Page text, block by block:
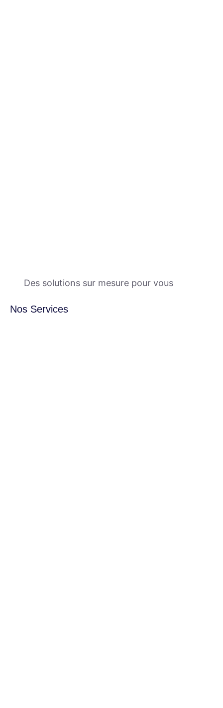
Des solutions sur mesure pour vous
Nos Services